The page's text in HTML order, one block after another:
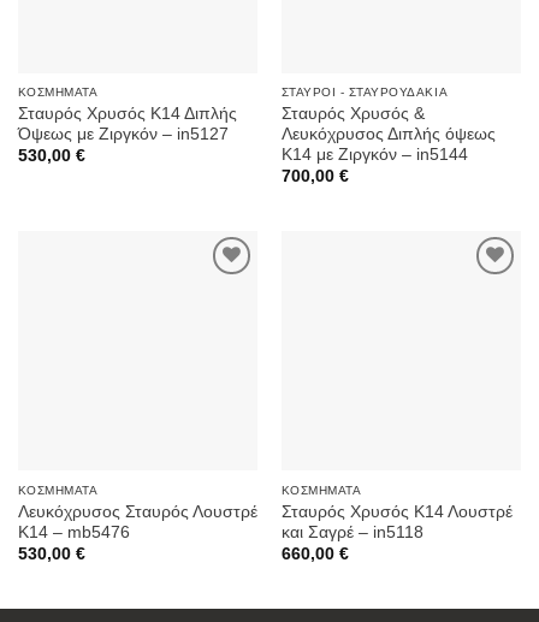
ΚΟΣΜΉΜΑΤΑ
Σταυρός Χρυσός Κ14 Διπλής
Όψεως με Ζιργκόν – in5127
530,00 €
ΣΤΑΥΡΟΊ - ΣΤΑΥΡΟΥΔΆΚΙΑ
Σταυρός Χρυσός &
Λευκόχρυσος Διπλής όψεως
Κ14 με Ζιργκόν – in5144
700,00 €
ΚΟΣΜΉΜΑΤΑ
Λευκόχρυσος Σταυρός Λουστρέ
K14 – mb5476
530,00 €
ΚΟΣΜΉΜΑΤΑ
Σταυρός Χρυσός Κ14 Λουστρέ
και Σαγρέ – in5118
660,00 €